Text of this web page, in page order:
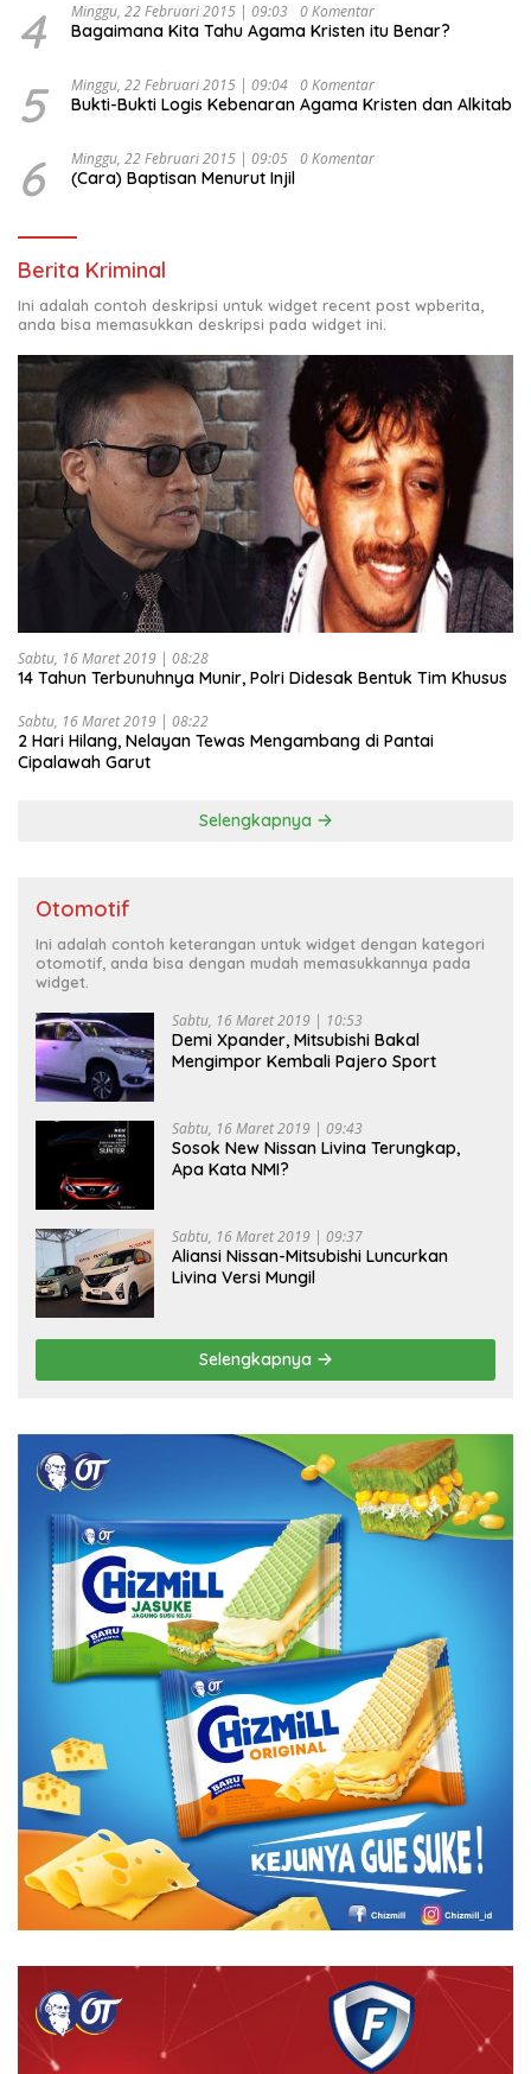
4 Minggu, 22 Februari 2015 | 09:03 0 Komentar
Bagaimana Kita Tahu Agama Kristen itu Benar?
5 Minggu, 22 Februari 2015 | 09:04 0 Komentar
Bukti-Bukti Logis Kebenaran Agama Kristen dan Alkitab
6 Minggu, 22 Februari 2015 | 09:05 0 Komentar
(Cara) Baptisan Menurut Injil
Berita Kriminal
Ini adalah contoh deskripsi untuk widget recent post wpberita,
anda bisa memasukkan deskripsi pada widget ini.
Sabtu, 16 Maret 2019 | 08:28
14 Tahun Terbunuhnya Munir, Polri Didesak Bentuk Tim Khusus
Sabtu, 16 Maret 2019 | 08:22
2 Hari Hilang, Nelayan Tewas Mengambang di Pantai
Cipalawah Garut
Selengkapnya
Otomotif
Ini adalah contoh keterangan untuk widget dengan kategori
otomotif, anda bisa dengan mudah memasukkannya pada
widget.
Sabtu, 16 Maret 2019 | 10:53
Demi Xpander, Mitsubishi Bakal
Mengimpor Kembali Pajero Sport
Sabtu, 16 Maret 2019 | 09:43
Sosok New Nissan Livina Terungkap,
Apa Kata NMI?
Sabtu, 16 Maret 2019 | 09:37
Aliansi Nissan-Mitsubishi Luncurkan
Livina Versi Mungil
Selengkapnya